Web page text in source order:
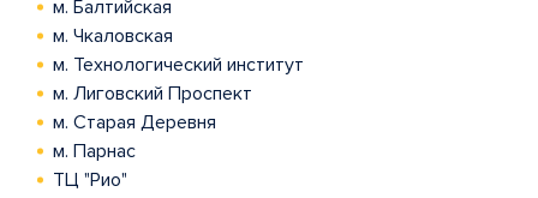
м. Балтийская
м. Чкаловская
м. Технологический институт
м. Лиговский Проспект
м. Старая Деревня
м. Парнас
ТЦ "Рио"